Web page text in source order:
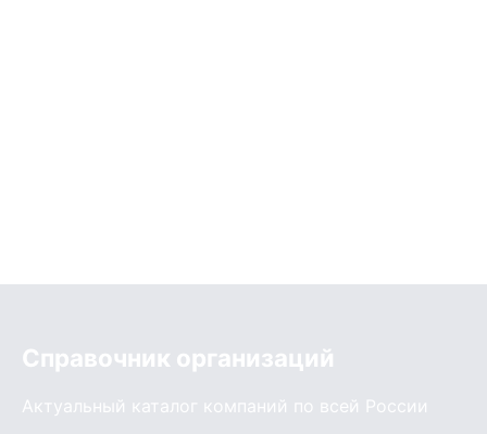
Справочник организаций
Актуальный каталог компаний по всей России